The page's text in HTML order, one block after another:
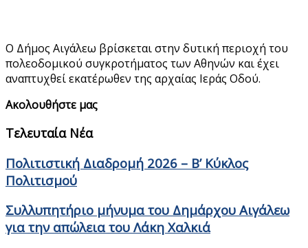
Ο Δήμος Αιγάλεω βρίσκεται στην δυτική περιοχή του
πολεοδομικού συγκροτήματος των Αθηνών και έχει
αναπτυχθεί εκατέρωθεν της αρχαίας Ιεράς Οδού.
Ακολουθήστε μας
Τελευταία Νέα
Πολιτιστική Διαδρομή 2026 – Β’ Κύκλος
Πολιτισμού
Συλλυπητήριο μήνυμα του Δημάρχου Αιγάλεω
για την απώλεια του Λάκη Χαλκιά